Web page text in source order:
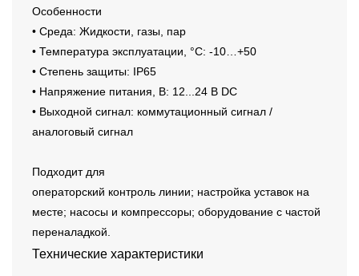
Особенности
• Среда: Жидкости, газы, пар
• Температура эксплуатации, °C: -10…+50
• Степень защиты: IP65
• Напряжение питания, В: 12...24 В DC
• Выходной сигнал: коммутационный сигнал /
аналоговый сигнал
Подходит для
операторский контроль линии; настройка уставок на
месте; насосы и компрессоры; оборудование с частой
переналадкой.
Технические характеристики